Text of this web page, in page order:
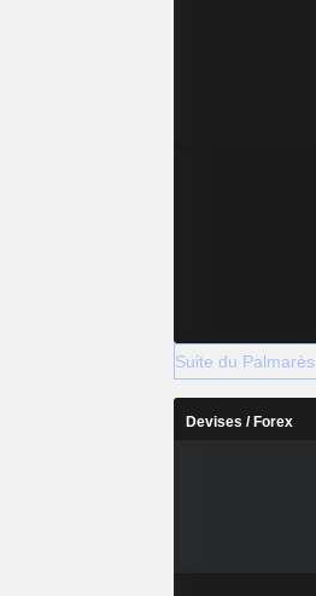
Suite du Palmarès
Devises / Forex